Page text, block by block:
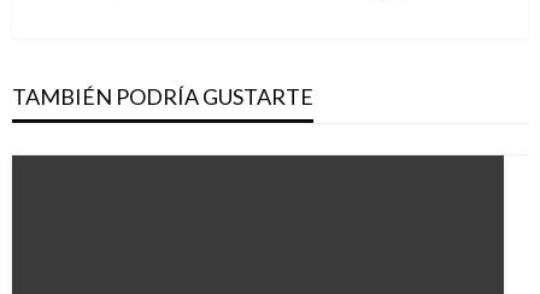
TAMBIÉN PODRÍA GUSTARTE